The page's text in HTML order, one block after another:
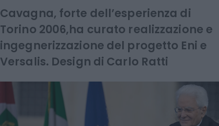
Cavagna, forte dell’esperienza di
Torino 2006,ha curato realizzazione e
ingegnerizzazione del progetto Eni e
Versalis. Design di Carlo Ratti